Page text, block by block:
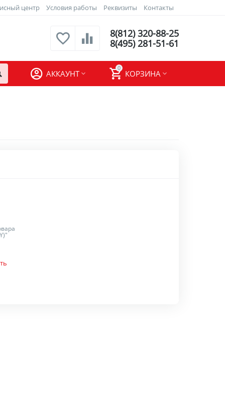
центр Условия работы Реквизиты Контакты
8(812) 320-88-25
8(495) 281-51-61
0
КОРЗИНА
АККАУНТ